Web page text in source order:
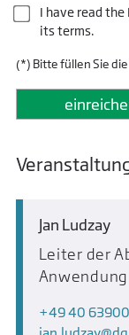
I have read the
its terms.
(*) Bitte füllen Sie
Jan Ludzay
Leiter der
Anwendung
+49 40